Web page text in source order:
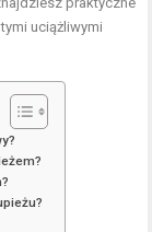
uciążliwymi